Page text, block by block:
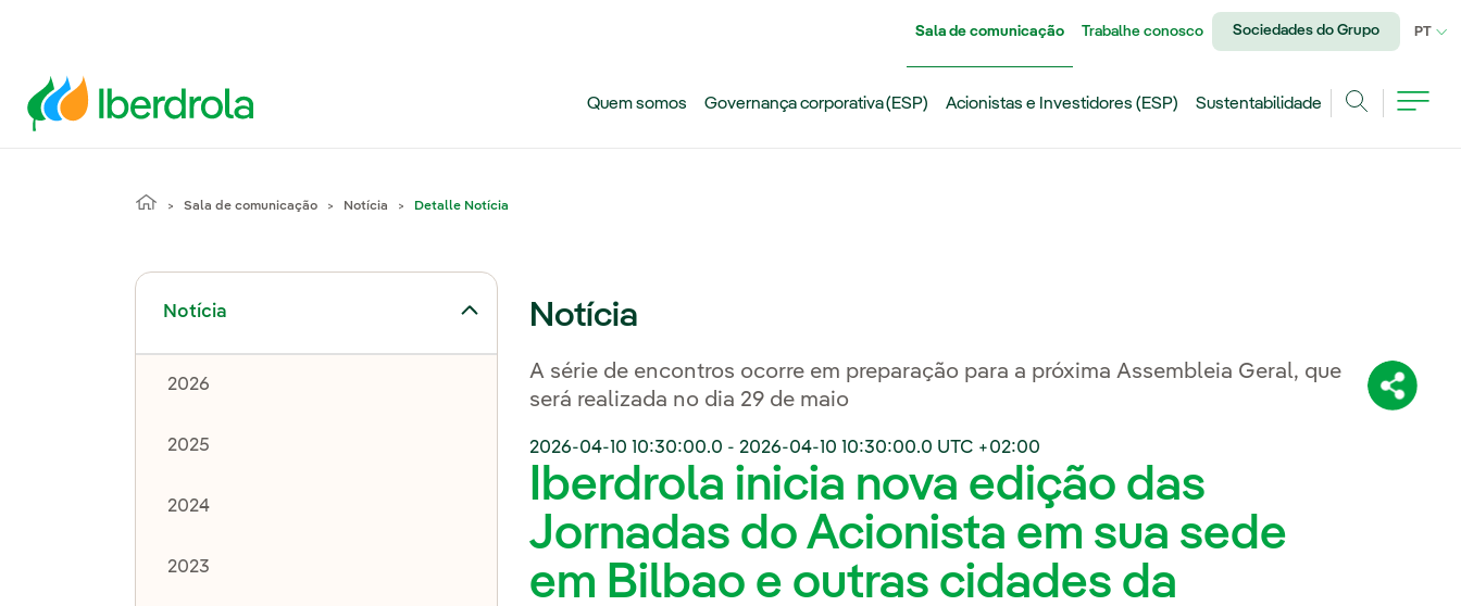
Sala de comunicação Trabalhe conosco Sociedades do Grupo PT
Quem somos Governança corporativa (ESP) Acionistas e Investidores (ESP)
Sustentabilidade
Sala de comunicação Notícia Detalle Notícia
Notícia
Alternar submenu de Notícia
2026
2025
2024
2023
Notícia
A série de encontros ocorre em preparação para a próxima Assembleia Geral, que
será realizada no dia 29 de maio
2026-04-10 10:30:00.0 - 2026-04-10 10:30:00.0 UTC +02:00
Iberdrola inicia nova edição das
Jornadas do Acionista em sua sede
em Bilbao e outras cidades da